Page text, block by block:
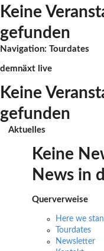
Keine
gefunden
Navigation: Tourdates
demnäxt live
Keine
gefunden
Aktuelles
Keine
News in
Querverweise
Here we
Tourdates
Newsletter